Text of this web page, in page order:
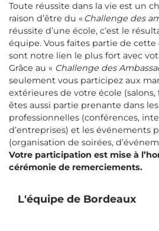
Toute réussite dans la vie est un
raison d’être du « Challenge des
réussite d’une école, c’est le
équipe. Vous faites partie de
sont notre lien le plus fort avec
Grâce au « Challenge des
seulement vous participez aux
extérieures de votre école
êtes aussi partie prenante dans
professionnelles (conférences,
d’entreprises) et les événements
(organisation de soirées,
Votre participation est mise à
cérémonie de remerciements.
L'équipe de Bordeaux